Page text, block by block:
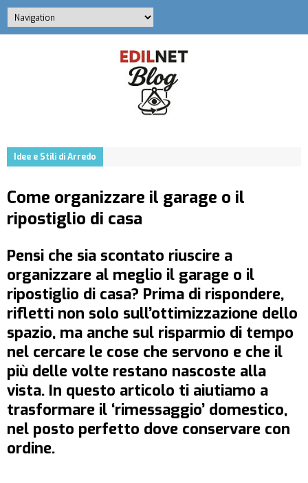
Idee e Stili di Arredo
Come organizzare il garage o il
ripostiglio di casa
Pensi che sia scontato riuscire a
organizzare al meglio il garage o il
ripostiglio di casa? Prima di rispondere,
rifletti non solo sull’ottimizzazione dello
spazio, ma anche sul risparmio di tempo
nel cercare le cose che servono e che il
più delle volte restano nascoste alla
vista. In questo articolo ti aiutiamo a
trasformare il ‘rimessaggio’ domestico,
nel posto perfetto dove conservare con
ordine.